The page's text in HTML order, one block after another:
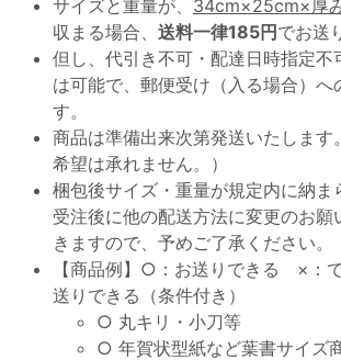
サイズと重量が、 34cm×25cm×厚
収まる場合、 送料一律185円 でお送
但し、代引き不可・配達日時指定不
は可能で、郵便受け（入る場合）へ
す。
商品は準備出来次第発送いたします
希望は承れません。）
梱包後サイズ・重量が規定内に納ま
受注後に他の配送方法に変更のお願
きますので、予めご了承ください。
【商品例】○：お送りできる ×
送りできる（条件付き）
○ 丸キリ・小刀等
○ 年賀状型紙など葉書サイズ